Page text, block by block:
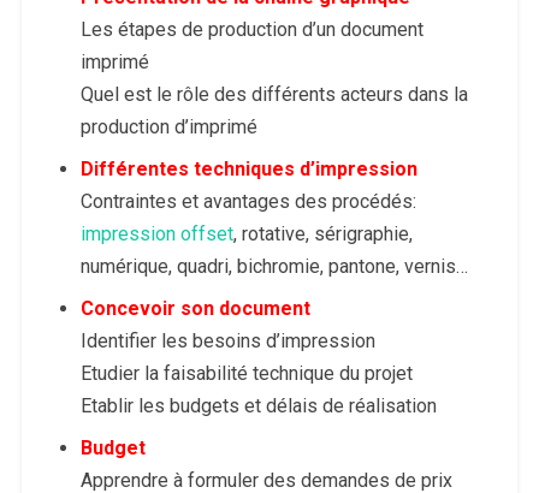
Les étapes de production d’un document
imprimé
Quel est le rôle des différents acteurs dans la
production d’imprimé
Différentes techniques d’impression
Contraintes et avantages des procédés:
impression offset, rotative, sérigraphie,
numérique, quadri, bichromie, pantone, vernis…
Concevoir son document
Identifier les besoins d’impression
Etudier la faisabilité technique du projet
Etablir les budgets et délais de réalisation
Budget
Apprendre à formuler des demandes de prix